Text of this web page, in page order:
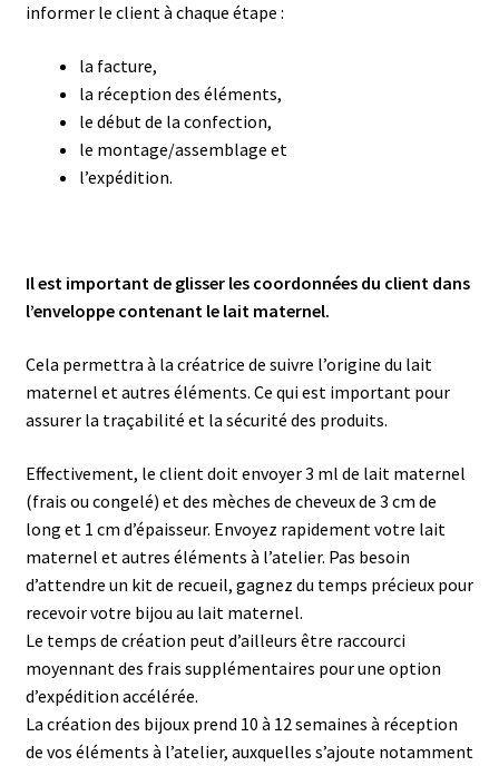
informer le client à chaque étape :
la facture,
la réception des éléments,
le début de la confection,
le montage/assemblage et
l’expédition.
Il est important de glisser les coordonnées du client dans
l’enveloppe contenant le lait maternel.
Cela permettra à la créatrice de suivre l’origine du lait
maternel et autres éléments. Ce qui est important pour
assurer la traçabilité et la sécurité des produits.
Effectivement, le client doit envoyer 3 ml de lait maternel
(frais ou congelé) et des mèches de cheveux de 3 cm de
long et 1 cm d’épaisseur. Envoyez rapidement votre lait
maternel et autres éléments à l’atelier. Pas besoin
d’attendre un kit de recueil, gagnez du temps précieux pour
recevoir votre bijou au lait maternel.
Le temps de création peut d’ailleurs être raccourci
moyennant des frais supplémentaires pour une option
d’expédition accélérée.
La création des bijoux prend 10 à 12 semaines à réception
de vos éléments à l’atelier, auxquelles s’ajoute notamment